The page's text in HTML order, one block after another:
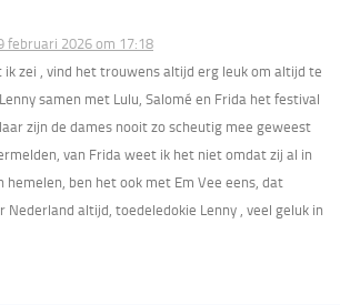
februari 2026 om 17:18
ik zei , vind het trouwens altijd erg leuk om altijd te
samen met Lulu, Salomé en Frida het festival
zijn de dames nooit zo scheutig mee geweest
van Frida weet ik het niet omdat zij al in
hemelen, ben het ook met Em Vee eens, dat
Nederland altijd, toedeledokie Lenny , veel geluk in